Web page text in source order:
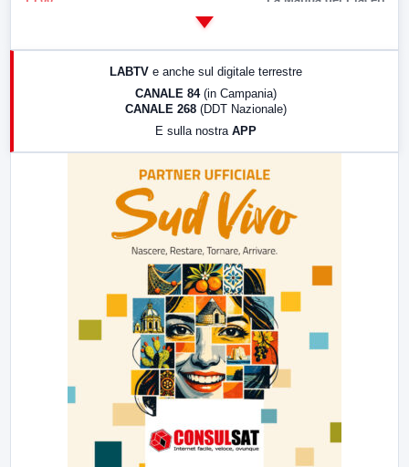
17:00 LabNews (replica)
LABTV e anche sul digitale terrestre
CANALE 84 (in Campania)
CANALE 268 (DDT Nazionale)
E sulla nostra APP